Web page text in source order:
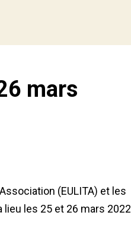
mars
(EULITA) et les
les 25 et 26 mars 2022